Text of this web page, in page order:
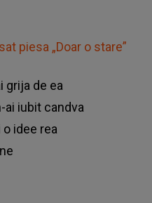
piesa „Doar o stare”
grіја dе еа
іubіt саndvа
іdее rеа